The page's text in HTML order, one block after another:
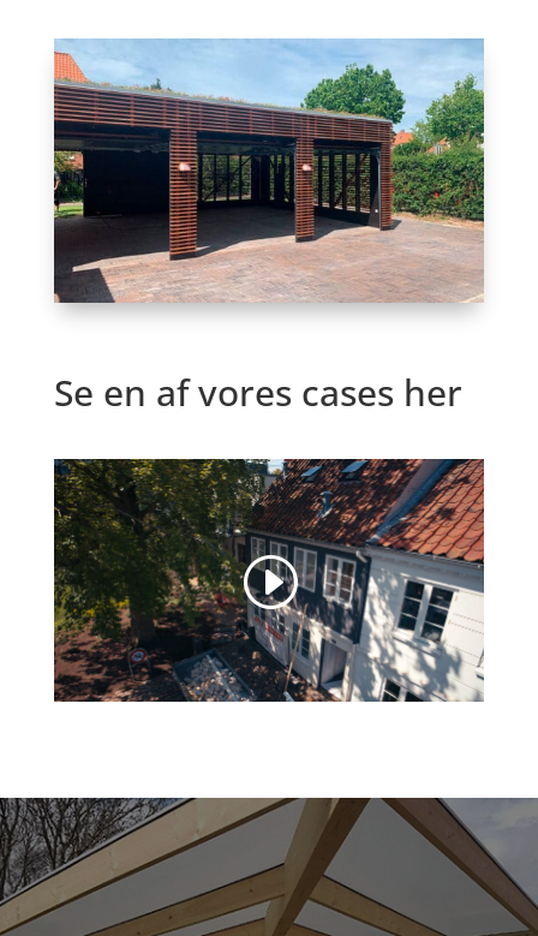
Se en af vores cases her